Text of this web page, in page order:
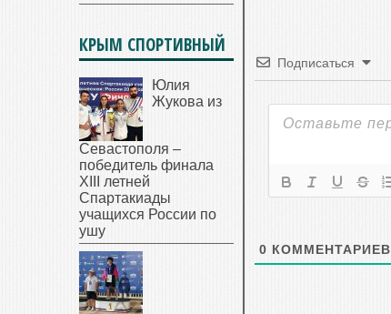
Подписаться
0 КОММЕНТАРИЕВ
КРЫМ СПОРТИВНЫЙ
Юлия
Жукова из
Севастополя –
победитель финала
XIII летней
Спартакиады
учащихся России по
ушу